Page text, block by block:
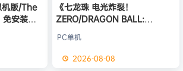
机版/The
免安装中
《七龙珠 电光炸裂！
ZERO/DRAGON BALL:
版
PC单机
2026-08-08